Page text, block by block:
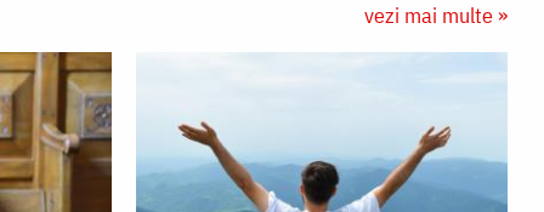
vezi mai multe »